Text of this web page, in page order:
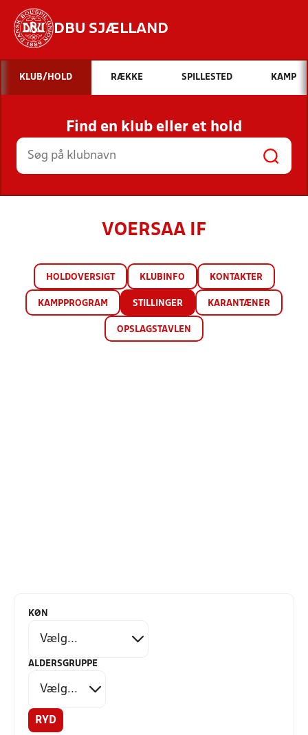
DBU SJÆLLAND
Hvad vil du søge efter?
INDHOLD OG NYHEDER
STILLINGER, RESULTATER, KLUBBER OG
HOLD
KLUB/HOLD RÆKKE SPILLESTED KAMP
Find en klub eller et hold
VOERSAA IF
HOLDOVERSIGT KLUBINFO KONTAKTER
KAMPPROGRAM STILLINGER KARANTÆNER
OPSLAGSTAVLEN
KØN
ALDERSGRUPPE
RYD